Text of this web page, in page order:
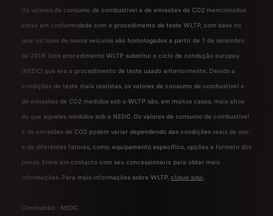
Os valores de consumo de combustível e de emissões de CO2 mencionados
estão em conformidade com o procedimento de teste WLTP, com base no
qual os tipos de novos veículos são homologados a partir de 1 de setembro
de 2018. Este procedimento WLTP substitui o ciclo de condução europeu
(NEDC) que era o procedimento de teste usado anteriormente. Devido a
condições de teste mais realistas, os valores de consumo de combustível e
de emissões de CO2 medidos sob o WLTP são, em muitos casos, mais altos
do que aqueles medidos sob o NEDC. Os valores de consumo de combustível
e de emissões de CO2 podem variar dependendo das condições reais de uso
e de diferentes fatores, como: equipamento específico, opções e formato dos
pneus. Entre em contacto com seu concessionário para obter mais
informações. Para mais informações sobre WLTP, clique aqui.
Combustão - NEDC